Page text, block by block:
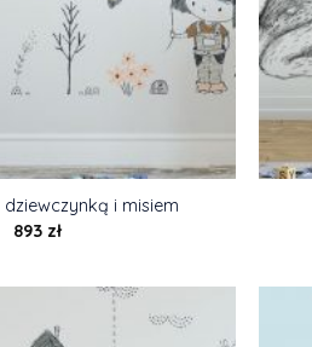
i misiem
893 zł